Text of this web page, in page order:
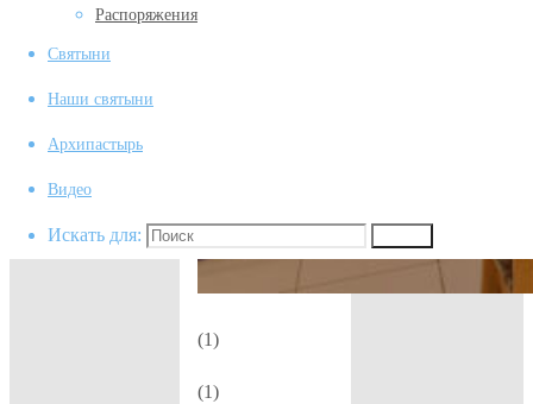
Распоряжения
Святыни
Наши святыни
Архипастырь
Видео
Искать для:
(1)
(1)